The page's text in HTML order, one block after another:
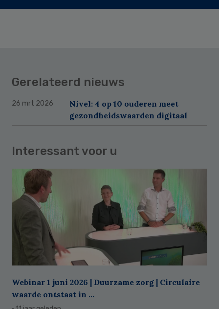
Gerelateerd nieuws
26 mrt 2026
Nivel: 4 op 10 ouderen meet
gezondheidswaarden digitaal
Interessant voor u
Webinar 1 juni 2026 | Duurzame zorg | Circulaire
waarde ontstaat in ...